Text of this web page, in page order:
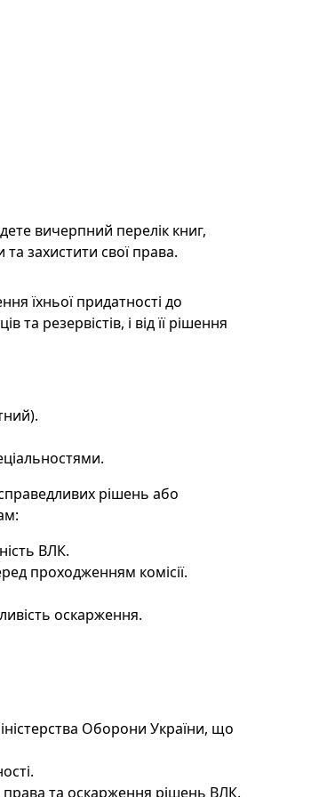
вичерпний перелік книг,
захистити свої права.
їхньої придатності до
резервістів, і від її рішення
рішень або
ВЛК.
проходженням комісії.
оскарження.
Оборони України, що
та оскарження рішень ВЛК.